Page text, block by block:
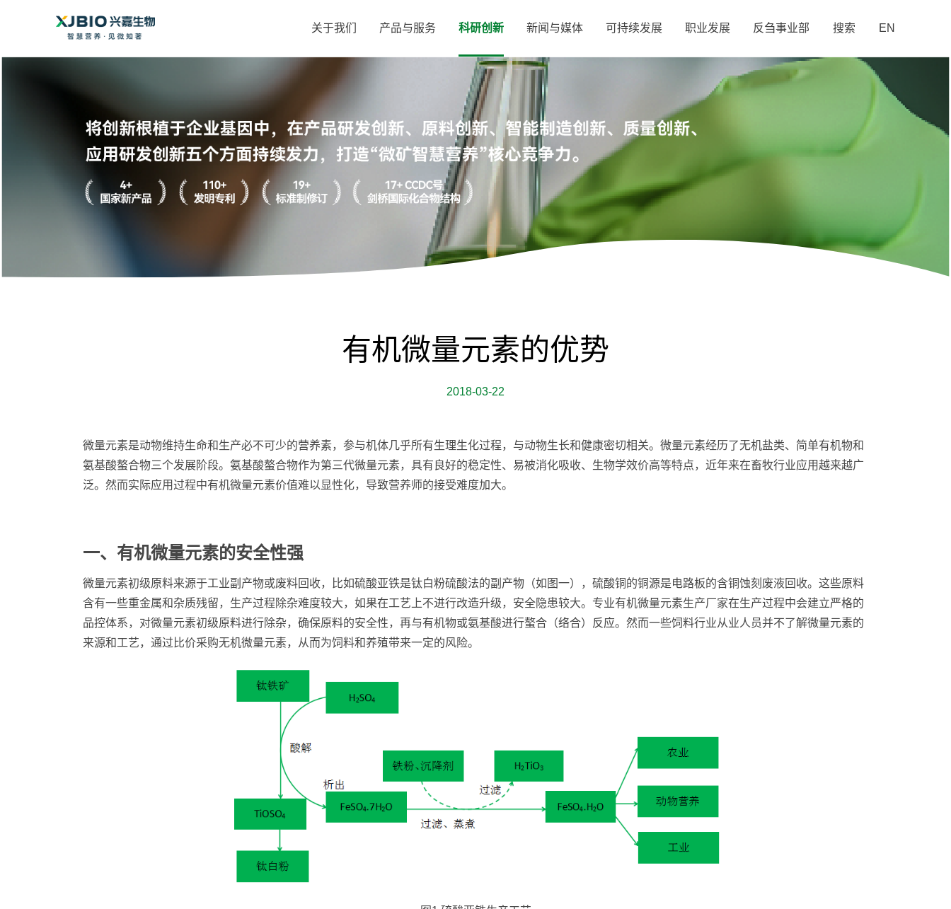
关于我们 产品与服务 科研创新 新闻与媒体 可持续发展 职业发展 反刍事业部 搜索 EN
有机微量元素的优势
2018-03-22
微量元素是动物维持生命和生产必不可少的营养素，参与机体几乎所有生理生化过程，与动物生长和健康密切相关。微量元素经历了无机盐类、简单有机物和
氨基酸螯合物三个发展阶段。氨基酸螯合物作为第三代微量元素，具有良好的稳定性、易被消化吸收、生物学效价高等特点，近年来在畜牧行业应用越来越广
泛。然而实际应用过程中有机微量元素价值难以显性化，导致营养师的接受难度加大。
一、有机微量元素的安全性强
微量元素初级原料来源于工业副产物或废料回收，比如硫酸亚铁是钛白粉硫酸法的副产物（如图一），硫酸铜的铜源是电路板的含铜蚀刻废液回收。这些原料
含有一些重金属和杂质残留，生产过程除杂难度较大，如果在工艺上不进行改造升级，安全隐患较大。专业有机微量元素生产厂家在生产过程中会建立严格的
品控体系，对微量元素初级原料进行除杂，确保原料的安全性，再与有机物或氨基酸进行螯合（络合）反应。然而一些饲料行业从业人员并不了解微量元素的
来源和工艺，通过比价采购无机微量元素，从而为饲料和养殖带来一定的风险。